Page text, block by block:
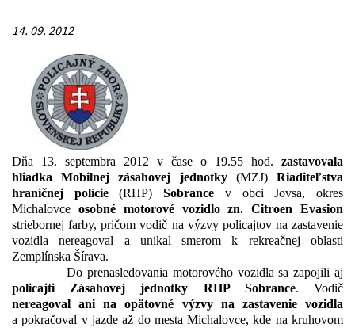
14. 09. 2012
Dňa 13. septembra 2012 v čase o 19.55 hod. zastavovala
hliadka Mobilnej zásahovej
jednotky (MZJ)Riaditeľstva
hraničnej polície(RHP)Sobrance v obci Jovsa, okres
Michalovce osobné motorové vozidlo zn. Citroen Evasion
striebornej farby, pričom vodič na výzvy policajtov na zastavenie
vozidla nereagoval a unikal smerom k rekreačnej oblasti
Zemplínska Šírava.
Do prenasledovania motorového vozidla sa zapojili aj
policajti Zásahovej jednotky RHP Sobrance. Vodič
nereagoval ani na opätovné výzvy na zastavenie vozidla
a pokračoval v jazde až do mesta Michalovce, kde na kruhovom